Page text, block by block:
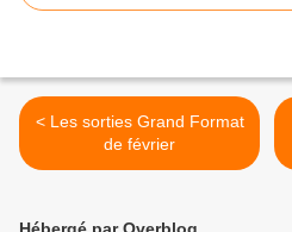
< Les sorties Grand Format
de février